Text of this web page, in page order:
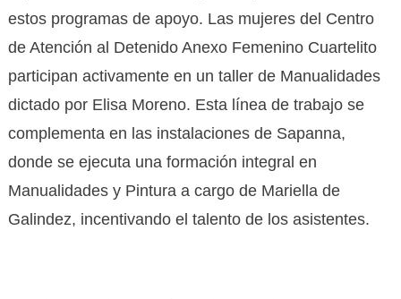
estos programas de apoyo. Las mujeres del Centro
de Atención al Detenido Anexo Femenino Cuartelito
participan activamente en un taller de Manualidades
dictado por Elisa Moreno. Esta línea de trabajo se
complementa en las instalaciones de Sapanna,
donde se ejecuta una formación integral en
Manualidades y Pintura a cargo de Mariella de
Galindez, incentivando el talento de los asistentes.